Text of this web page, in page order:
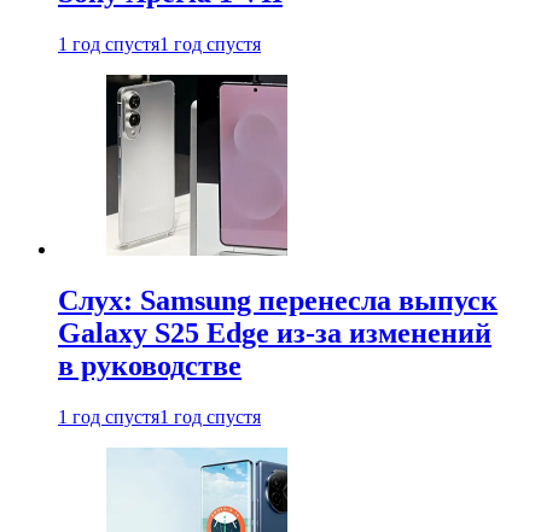
1 год спустя1 год спустя
Слух: Samsung перенесла выпуск
Galaxy S25 Edge из-за изменений
в руководстве
1 год спустя1 год спустя